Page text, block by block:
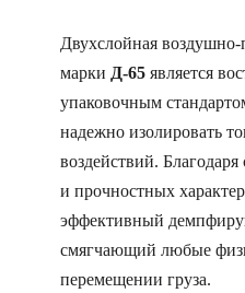
Двухслойная воздушно-
марки Д-65 является
упаковочным
надежно изолировать
воздействий.
и прочностных
эффективный
смягчающий любые
перемещении груза.